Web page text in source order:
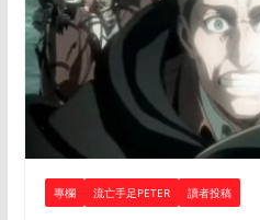
專欄 流亡手足PETER 讀者投稿